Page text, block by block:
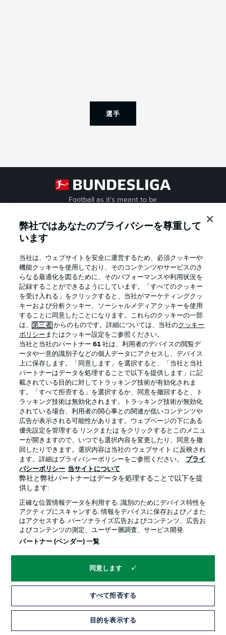
選手
Football as it's meant to be
Official Partners
プライバシー・ポリシー 優先設定を管理する
利用条件 放送局
求人 選手
当サイトについて
© 2026 Bundesliga-Gruppe GmbH
言語をお選びください
Display Mode
弊社ではあなたのプライバシーを尊重して
います
当社は、ウェブサイトを安全に運営するため、必須クッキーや
機能クッキーを使用しており、そのコンテンツやサービスのさ
らなる最適化を図るために、そのパフォーマンスや利用状況を
記録することができるようにしています。「すべてのクッキー
を受け入れる」をクリックすると、当社がマーケティングクッ
キーおよび分析クッキー、ソーシャルメディアクッキーを使用
することに同意したことになります。これらのクッキーの一部
は、第三者 からのものです。詳細については、当社のクッキー
ポリシー またはクッキー設定をご参照ください。
当社と当社のパートナー61 社は、利用者のデバイスの閲覧デ
ータや一意的識別子などの個人データにアクセスし、デバイス
上に保存します。「同意します」を選択すると、「当社と当社
パートナーはデータを処理することで以下を提供します」に記
載されている目的に対してトラッキング技術が有効化されま
す。「すべて拒否する」を選択するか、同意を撤回すると、ト
ラッキング技術は無効化されます。トラッキング技術が無効化
されている場合、利用者の関心事との関連が低いコンテンツや
広告が表示される可能性があります。ウェブページの下にある
優先設定を管理する リンクまたは をクリックするとこのメニュ
ーが開きますので、いつでも選択内容を変更したり、同意を撤
回したりできます。選択内容は当社の ウェブサイト に反映され
ます。詳細はプライバシーポリシーをご参照ください。
プライ
バシーポリシー 当サイトについて
弊社と弊社パートナーはデータを処理することで以下を提
供します:
正確な位置情報データを利用する. 識別のためにデバイス特性を
アクティブにスキャンする. 情報をデバイスに保存および／また
はアクセスする. パーソナライズ広告およびコンテンツ、広告お
よびコンテンツの測定、ユーザー層調査、サービス開発.
パートナー (ベンダー) 一覧
同意します
すべて拒否する
目的を表示する